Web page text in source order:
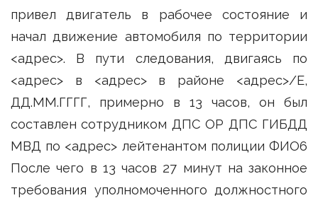
привел двигатель в рабочее состояние и
начал движение автомобиля по территории
<адрес>. В пути следования, двигаясь по
<адрес> в <адрес> в районе <адрес>/Е,
ДД.ММ.ГГГГ, примерно в 13 часов, он был
составлен сотрудником ДПС ОР ДПС ГИБДД
МВД по <адрес> лейтенантом полиции ФИО6
После чего в 13 часов 27 минут на законное
требования уполномоченного должностного